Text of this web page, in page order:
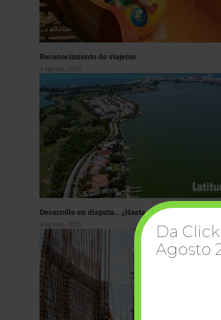
Reconocimiento de viajeros
4 agosto, 2026
Desarrollo en disputa… ¿Hasta dónde crecer?
4 agosto, 2026
Da
Agosto